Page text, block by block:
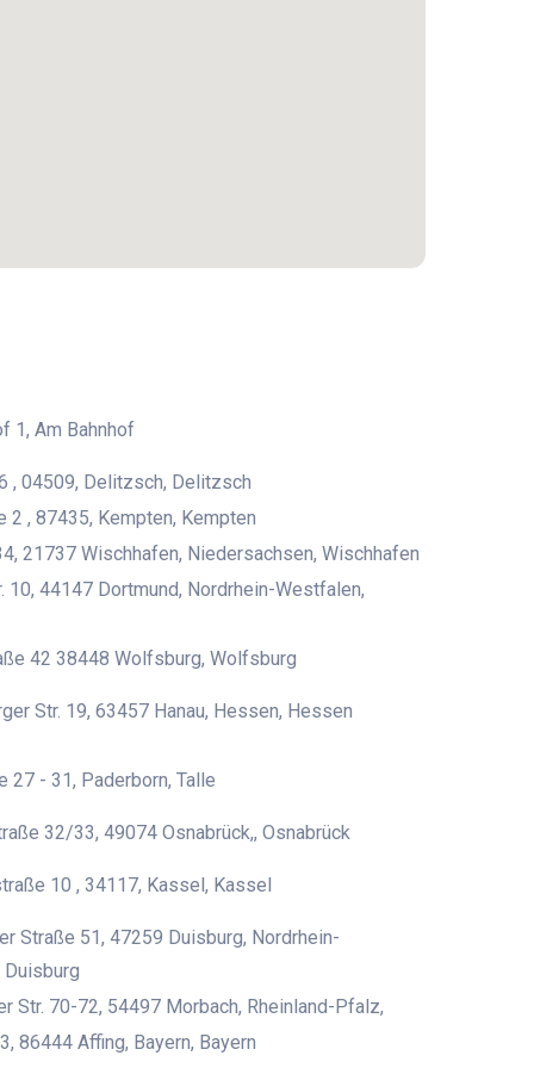
1, Am Bahnhof
, 04509, Delitzsch, Delitzsch
2 , 87435, Kempten, Kempten
21737 Wischhafen, Niedersachsen, Wischhafen
10, 44147 Dortmund, Nordrhein-Westfalen,
42 38448 Wolfsburg, Wolfsburg
Str. 19, 63457 Hanau, Hessen, Hessen
27 - 31, Paderborn, Talle
32/33, 49074 Osnabrück,, Osnabrück
10 , 34117, Kassel, Kassel
Straße 51, 47259 Duisburg, Nordrhein-
Str. 70-72, 54497 Morbach, Rheinland-Pfalz,
86444 Affing, Bayern, Bayern